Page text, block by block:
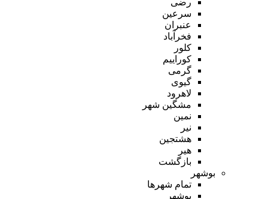
سرعین
عنبران
فخرآباد
کلور
کوراییم
گرمی
گیوی
لاهرود
مشگین شهر
نمین
نیر
هشتجین
هیر
بازگشت
بوشهر
تمام شهر‌ها
بوشهر